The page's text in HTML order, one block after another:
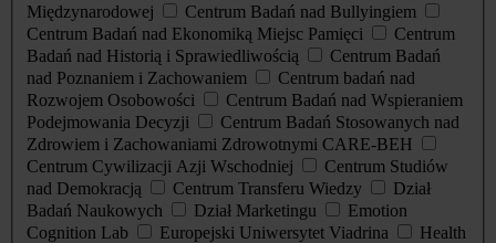
Międzynarodowej
Centrum Badań nad Bullyingiem
Centrum Badań nad Ekonomiką Miejsc Pamięci
Centrum
Badań nad Historią i Sprawiedliwością
Centrum Badań
nad Poznaniem i Zachowaniem
Centrum badań nad
Rozwojem Osobowości
Centrum Badań nad Wspieraniem
Podejmowania Decyzji
Centrum Badań Stosowanych nad
Zdrowiem i Zachowaniami Zdrowotnymi CARE-BEH
Centrum Cywilizacji Azji Wschodniej
Centrum Studiów
nad Demokracją
Centrum Transferu Wiedzy
Dział
Badań Naukowych
Dział Marketingu
Emotion
Cognition Lab
Europejski Uniwersytet Viadrina
Health